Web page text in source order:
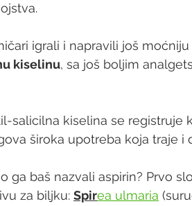
igrali i napravili još
kiselinu, sa još boljim
salicilna kiselina se registruje
široka upotreba koja traje i
ga baš nazvali aspirin? Prvo
za biljku: Spirea ulmaria